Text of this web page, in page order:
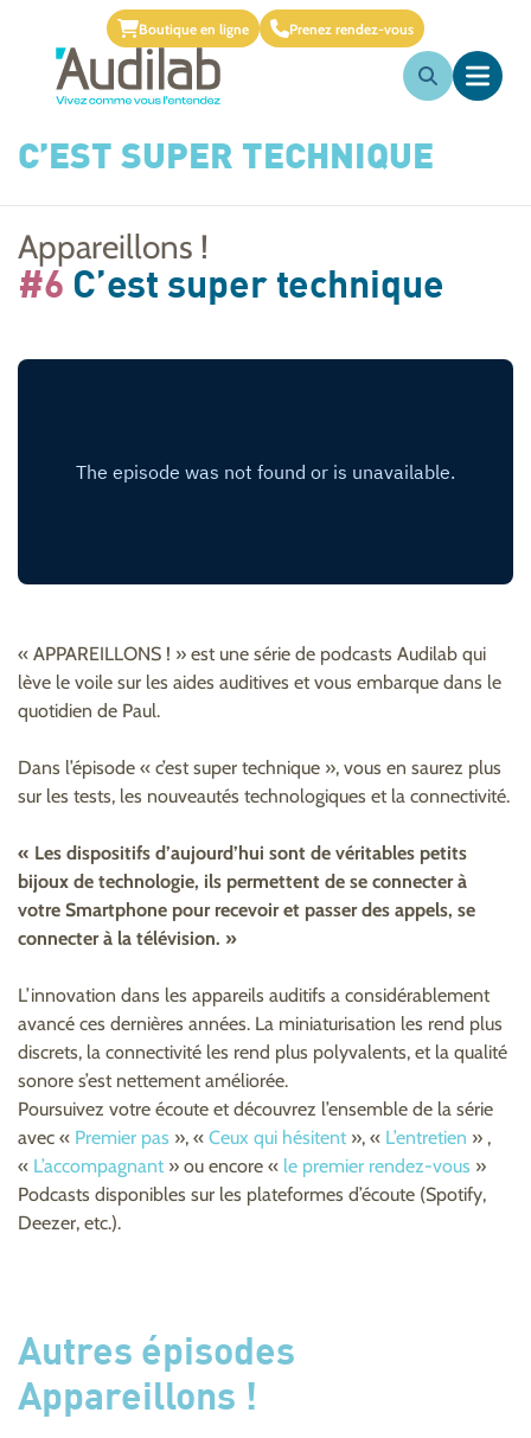
Boutique en ligne Prenez rendez-vous
C’EST SUPER TECHNIQUE
Appareillons !
#6 C’est super technique
« APPAREILLONS ! » est une série de podcasts Audilab qui
lève le voile sur les aides auditives et vous embarque dans le
quotidien de Paul.
Dans l’épisode « c’est super technique », vous en saurez plus
sur les tests, les nouveautés technologiques et la connectivité.
« Les dispositifs d’aujourd’hui sont de véritables petits
bijoux de technologie, ils permettent de se connecter à
votre Smartphone pour recevoir et passer des appels, se
connecter à la télévision. »
L’innovation dans les appareils auditifs a considérablement
avancé ces dernières années. La miniaturisation les rend plus
discrets, la connectivité les rend plus polyvalents, et la qualité
sonore s’est nettement améliorée.
Poursuivez votre écoute et découvrez l’ensemble de la série
avec « Premier pas », « Ceux qui hésitent », « L’entretien » ,
« L’accompagnant » ou encore « le premier rendez-vous »
Podcasts disponibles sur les plateformes d’écoute (Spotify,
Deezer, etc.).
Autres épisodes
Appareillons !